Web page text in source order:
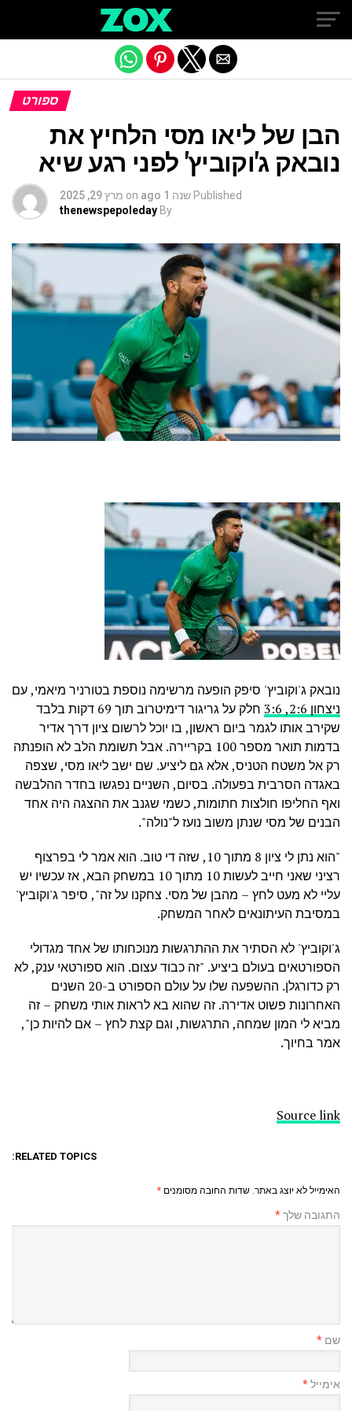
ספורט
הבן של ליאו מסי הלחיץ את
נובאק ג'וקוביץ' לפני רגע שיא
Published שנה 1 ago on מרץ 29, 2025
By
thenewspepoleday
נובאק ג'וקוביץ' סיפק הופעה מרשימה נוספת בטורניר מיאמי, עם
ניצחון 2:6, 3:6
חלק על גריגור דימיטרוב תוך 69 דקות בלבד
שקירב אותו לגמר ביום ראשון, בו יוכל לרשום ציון דרך אדיר
בדמות תואר מספר 100 בקריירה. אבל תשומת הלב לא הופנתה
רק אל משטח הטניס, אלא גם ליציע. שם ישב ליאו מסי, שצפה
באגדה הסרבית בפעולה. בסיום, השניים נפגשו בחדר ההלבשה
ואף החליפו חולצות חתומות, כשמי שגנב את ההצגה היה אחד
הבנים של מסי שנתן משוב נועז ל"נולה".
"הוא נתן לי ציון 8 מתוך 10, שזה די טוב. הוא אמר לי בפרצוף
רציני שאני חייב לעשות 10 מתוך 10 במשחק הבא, אז עכשיו יש
עליי לא מעט לחץ – מהבן של מסי. צחקנו על זה", סיפר ג'וקוביץ'
במסיבת העיתונאים לאחר המשחק.
ג'וקוביץ' לא הסתיר את ההתרגשות מנוכחותו של אחד מגדולי
הספורטאים בעולם ביציע. "זה כבוד עצום. הוא ספורטאי ענק, לא
רק כדורגלן. ההשפעה שלו על עולם הספורט ב-20 השנים
האחרונות פשוט אדירה. זה שהוא בא לראות אותי משחק – זה
מביא לי המון שמחה, התרגשות, וגם קצת לחץ – אם להיות כן",
אמר בחיוך.
Source link
RELATED TOPICS:
האימייל לא יוצג באתר. שדות החובה מסומנים *
התגובה שלך*
שם *
אימייל*
Exit mobile version